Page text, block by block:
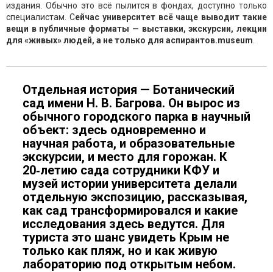
издания. Обычно это всё пылится в фондах, доступно только
специалистам. Сейчас университет всё чаще выводит такие
вещи в публичные форматы — выставки, экскурсии, лекции
для «живых» людей, а не только для аспирантов.museum
Отдельная история — Ботанический
сад имени Н. В. Багрова. Он вырос из
обычного городского парка в научный
объект: здесь одновременно и
научная работа, и образовательные
экскурсии, и место для горожан. К
20‑летию сада сотрудники КФУ и
музей истории университета делали
отдельную экспозицию, рассказывая,
как сад трансформировался и какие
исследования здесь ведутся. Для
туриста это шанс увидеть Крым не
только как пляж, но и как живую
лабораторию под открытым небом.